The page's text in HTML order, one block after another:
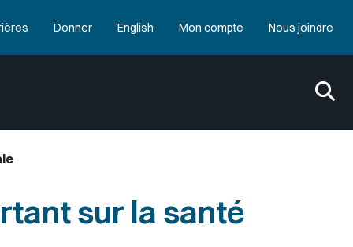
Donner English Mon compte Nous joindre
sur la santé